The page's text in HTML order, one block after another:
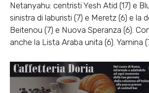
Netanyahu: centristi Yesh Atid (17) e
sinistra di laburisti (7) e Meretz (6) e la
Beitenou (7) e Nuova Speranza (6).
anche la Lista Araba unita (6). Yamina